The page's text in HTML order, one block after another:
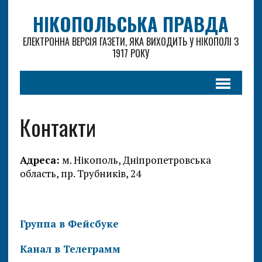
НІКОПОЛЬСЬКА ПРАВДА
ЕЛЕКТРОННА ВЕРСІЯ ГАЗЕТИ, ЯКА ВИХОДИТЬ У НІКОПОЛІ З
1917 РОКУ
Контакти
Адреса: м. Нікополь, Дніпропетровська
область, пр. Трубників, 24
Группа в Фейсбуке
Канал в Телеграмм